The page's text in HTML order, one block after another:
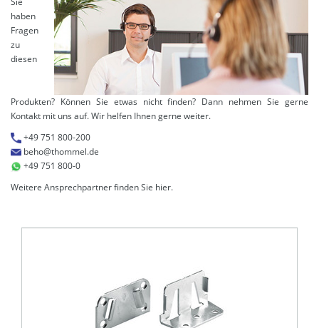
haben
Fragen
zu
diesen
Produkten? Können Sie etwas nicht finden? Dann nehmen Sie gerne
Kontakt mit uns auf. Wir helfen Ihnen gerne weiter.
+49 751 800-200
beho@thommel.de
+49 751 800-0
Weitere Ansprechpartner finden Sie hier.